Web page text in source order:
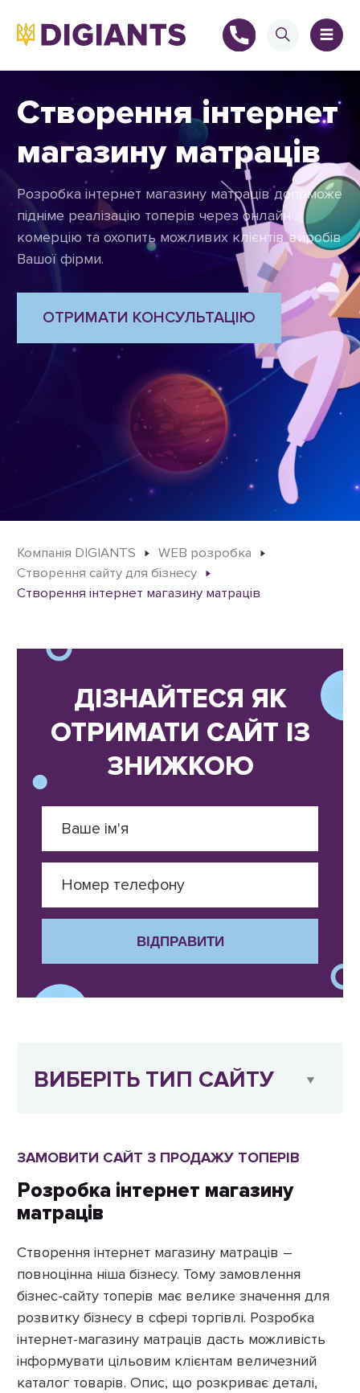
Створення інтернет
магазину матраців
Розробка інтернет магазину матраців допоможе
підніме реалізацію топерів через онлайн
комерцію та охопить можливих клієнтів виробів
Вашої фірми.
ОТРИМАТИ КОНСУЛЬТАЦІЮ
Компанія DIGIANTS
WEB розробка
Створення сайту для бізнесу
Створення інтернет магазину матраців
ДІЗНАЙТЕСЯ ЯК
ОТРИМАТИ САЙТ ІЗ
ЗНИЖКОЮ
ВІДПРАВИТИ
ВИБЕРІТЬ ТИП САЙТУ
ЗАМОВИТИ САЙТ З ПРОДАЖУ ТОПЕРІВ
Розробка інтернет магазину
матраців
Створення інтернет магазину матраців –
повноцінна ніша бізнесу. Тому замовлення
бізнес-сайту топерів має велике значення для
розвитку бізнесу в сфері торгівлі. Розробка
інтернет-магазину матраців дасть можливість
інформувати цільовим клієнтам величезний
каталог товарів. Опис, що розкриває деталі,
+
+